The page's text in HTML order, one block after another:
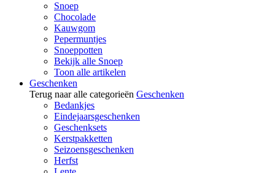
Snoep
Chocolade
Kauwgom
Pepermuntjes
Snoeppotten
Bekijk alle Snoep
Toon alle artikelen
Geschenken
Terug naar alle categorieën Geschenken
Bedankjes
Eindejaarsgeschenken
Geschenksets
Kerstpakketten
Seizoensgeschenken
Herfst